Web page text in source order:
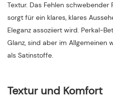
Textur. Das Fehlen
sorgt für ein klares, klares
Eleganz assoziiert wird. Perkal-
Glanz, sind aber im Allgemeinen
als Satinstoffe.
Textur und Komfort